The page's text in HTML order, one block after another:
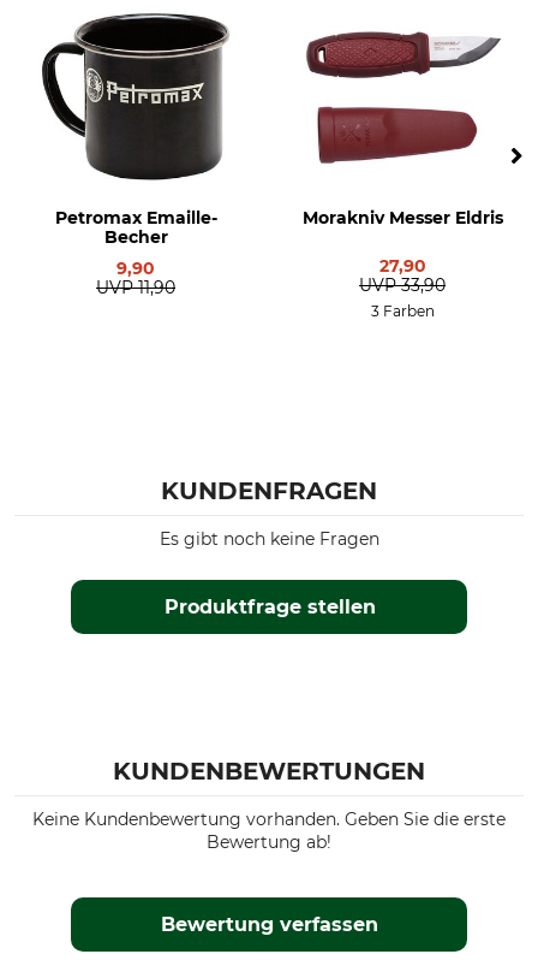
Petromax Emaille-
Becher
9,90
UVP 11,90
Morakniv Messer Eldris
27,90
UVP 33,90
3 Farben
KUNDENFRAGEN
Produktfrage stellen
Es gibt noch keine Fragen
KUNDENBEWERTUNGEN
Keine Kundenbewertung vorhanden. Geben Sie die erste
Bewertung ab!
Bewertung verfassen